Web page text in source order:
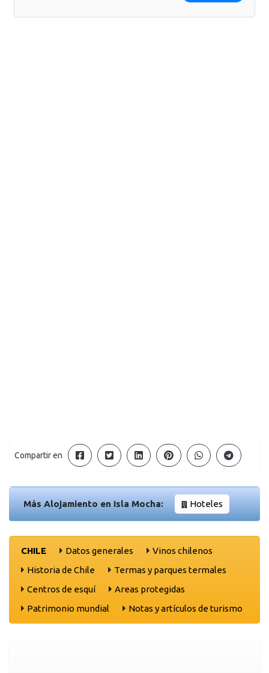
Compartir en
Más Alojamiento en Isla Mocha: Hoteles
CHILE Datos generales
Vinos chilenos
Historia de Chile
Termas y parques termales
Centros de esquí
Areas protegidas
Patrimonio mundial
Notas y artículos de turismo